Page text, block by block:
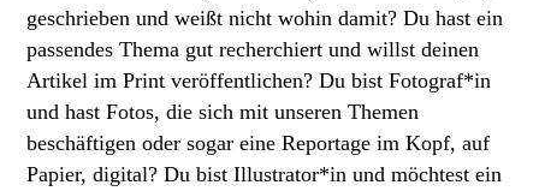
geschrieben und weißt nicht wohin damit? Du hast ein
passendes Thema gut recherchiert und willst deinen
Artikel im Print veröffentlichen? Du bist Fotograf*in
und hast Fotos, die sich mit unseren Themen
beschäftigen oder sogar eine Reportage im Kopf, auf
Papier, digital? Du bist Illustrator*in und möchtest ein